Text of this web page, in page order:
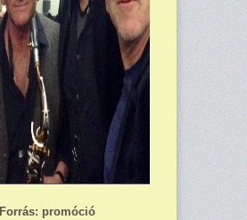
Forrás: promóció